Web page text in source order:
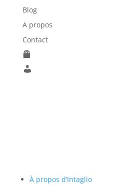
Blog
A propos
Contact
À propos d’Intaglio